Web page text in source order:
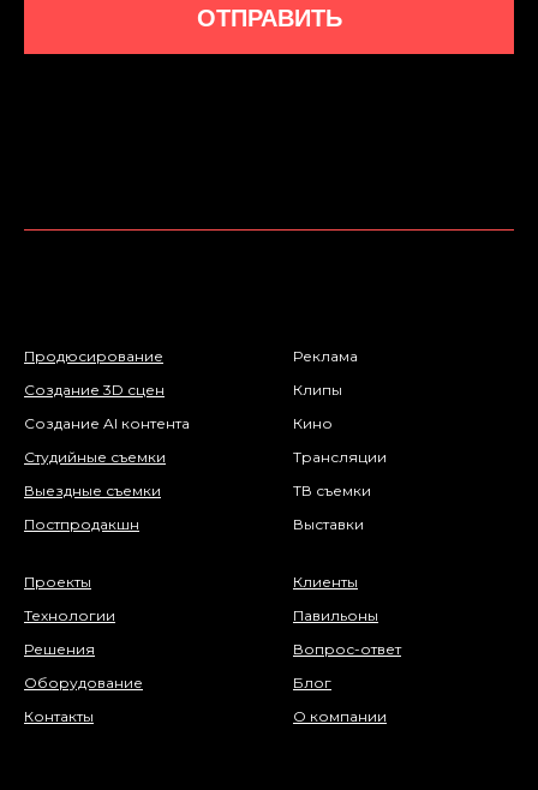
ОТПРАВИТЬ
Продюсирование
Создание 3D сцен
Создание AI контента
Студийные съемки
Выездные съемки
Постпродакшн
Реклама
Клипы
Кино
Трансляции
ТВ съемки
Выставки
Проекты
Технологии
Решения
Оборудование
Контакты
Клиенты
Павильоны
Вопрос-ответ
Блог
О компании